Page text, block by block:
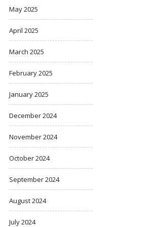
May 2025
April 2025
March 2025
February 2025
January 2025
December 2024
November 2024
October 2024
September 2024
August 2024
July 2024